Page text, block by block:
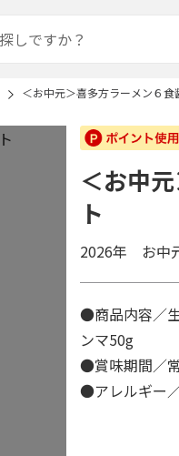
＜お中元＞喜多方ラーメン６食
＜お中
ト
2026年 お中
●商品内容／
ンマ50g
●賞味期間／
●アレルギー